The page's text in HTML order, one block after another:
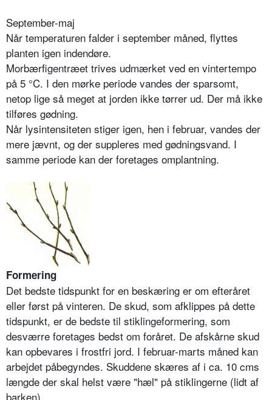
September-maj
Når temperaturen falder i september måned, flyttes
planten igen indendøre.
Morbærfigentræet trives udmærket ved en vintertempo
på 5 °C. I den mørke periode vandes der sparsomt,
netop lige så meget at jorden ikke tørrer ud. Der må ikke
tilføres gødning.
Når lysintensiteten stiger igen, hen i februar, vandes der
mere jævnt, og der suppleres med gødningsvand. I
samme periode kan der foretages omplantning.
Formering
Det bedste tidspunkt for en beskæring er om efteråret
eller først på vinteren. De skud, som afklippes på dette
tidspunkt, er de bedste til stiklingeformering, som
desværre foretages bedst om foråret. De afskårne skud
kan opbevares i frostfri jord. I februar-marts måned kan
arbejdet påbegyndes. Skuddene skæres af i ca. 10 cms
længde der skal helst være "hæl" på stiklingerne (lidt af
barken).